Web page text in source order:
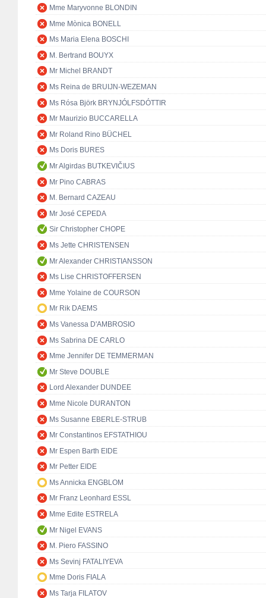
Mme Maryvonne BLONDIN
Mme Mònica BONELL
Ms Maria Elena BOSCHI
M. Bertrand BOUYX
Mr Michel BRANDT
Ms Reina de BRUIJN-WEZEMAN
Ms Rósa Björk BRYNJÓLFSDÓTTIR
Mr Maurizio BUCCARELLA
Mr Roland Rino BÜCHEL
Ms Doris BURES
Mr Algirdas BUTKEVIČIUS
Mr Pino CABRAS
M. Bernard CAZEAU
Mr José CEPEDA
Sir Christopher CHOPE
Ms Jette CHRISTENSEN
Mr Alexander CHRISTIANSSON
Ms Lise CHRISTOFFERSEN
Mme Yolaine de COURSON
Mr Rik DAEMS
Ms Vanessa D'AMBROSIO
Ms Sabrina DE CARLO
Mme Jennifer DE TEMMERMAN
Mr Steve DOUBLE
Lord Alexander DUNDEE
Mme Nicole DURANTON
Ms Susanne EBERLE-STRUB
Mr Constantinos EFSTATHIOU
Mr Espen Barth EIDE
Mr Petter EIDE
Ms Annicka ENGBLOM
Mr Franz Leonhard ESSL
Mme Edite ESTRELA
Mr Nigel EVANS
M. Piero FASSINO
Ms Sevinj FATALIYEVA
Mme Doris FIALA
Ms Tarja FILATOV